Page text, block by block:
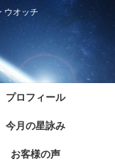
ウオッチ
プロフィール
今月の星詠み
お客様の声